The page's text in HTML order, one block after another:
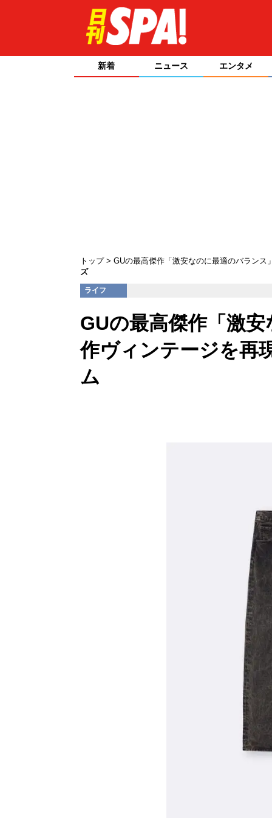
新着 ニュース エンタメ
トップ GUの最高傑作「激安なのに最適のバランス
ズ
ライフ
GUの最高傑作「激
作ヴィンテージを再
ム